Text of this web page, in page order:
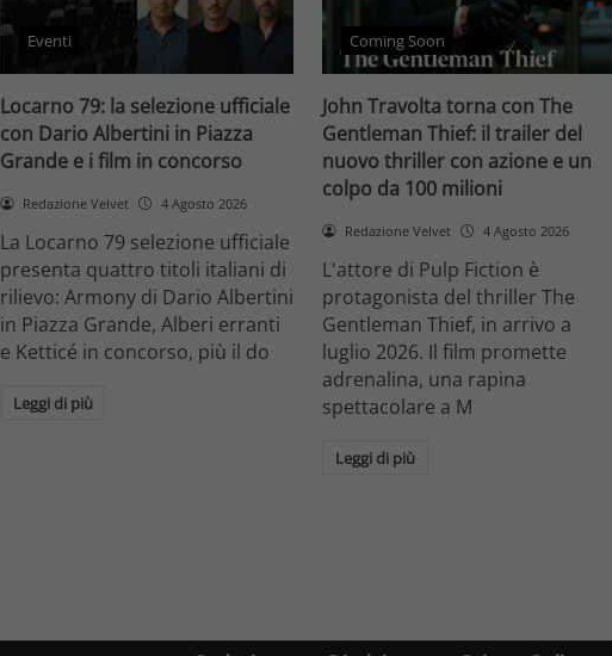
Eventi
Locarno 79: la selezione ufficiale
con Dario Albertini in Piazza
Grande e i film in concorso
Redazione Velvet 4 Agosto 2026
La Locarno 79 selezione ufficiale
presenta quattro titoli italiani di
rilievo: Armony di Dario Albertini
in Piazza Grande, Alberi erranti
e Ketticé in concorso, più il do
Leggi di più
Coming Soon
John Travolta torna con The
Gentleman Thief: il trailer del
nuovo thriller con azione e un
colpo da 100 milioni
Redazione Velvet 4 Agosto 2026
L'attore di Pulp Fiction è
protagonista del thriller The
Gentleman Thief, in arrivo a
luglio 2026. Il film promette
adrenalina, una rapina
spettacolare a M
Leggi di più